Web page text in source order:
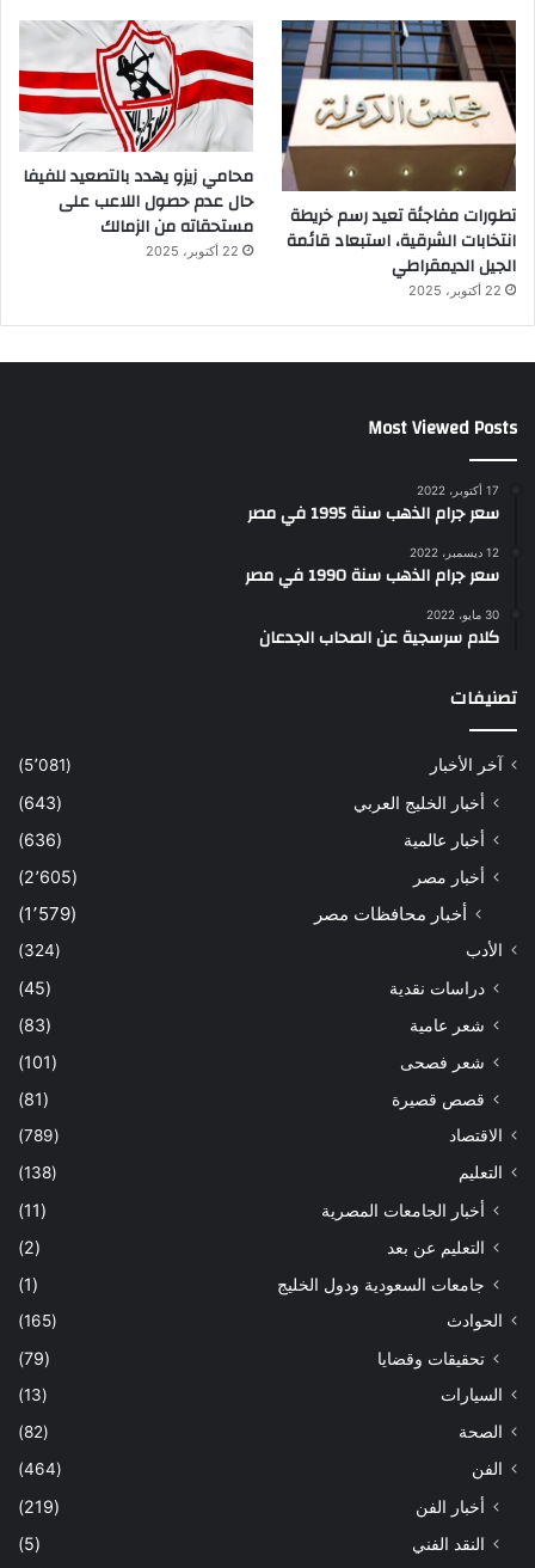
تطورات مفاجئة تعيد رسم خريطة
انتخابات الشرقية، استبعاد قائمة
الجيل الديمقراطي
22 أكتوبر، 2025
محامي زيزو يهدد بالتصعيد للفيفا
حال عدم حصول اللاعب على
مستحقاته من الزمالك
22 أكتوبر، 2025
Most Viewed Posts
17 أكتوبر، 2022
سعر جرام الذهب سنة 1995 في مصر
12 ديسمبر، 2022
سعر جرام الذهب سنة 1990 في مصر
30 مايو، 2022
كلام سرسجية عن الصحاب الجدعان
تصنيفات
آخر الأخبار (5٬081)
أخبار الخليج العربي
(643)
أخبار عالمية
(636)
أخبار مصر
(2٬605)
أخبار محافظات مصر (1٬579)
الأدب (324)
دراسات نقدية
(45)
شعر عامية
(83)
شعر فصحى
(101)
قصص قصيرة
(81)
الاقتصاد
(789)
التعليم
(138)
أخبار الجامعات المصرية
(11)
التعليم عن بعد
(2)
جامعات السعودية ودول الخليج
(1)
الحوادث (165)
تحقيقات وقضايا (79)
السيارات
(13)
الصحة
(82)
الفن
(464)
أخبار الفن
(219)
النقد الفني
(5)